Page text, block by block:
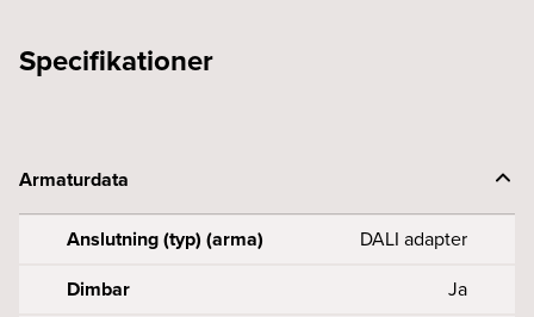
IMPULS 3-fas 13W 50° WARM DIM
DALI svart
Specifikationer
Armaturdata
Anslutning (typ) (arma)
DALI adapter
Dimbar
Ja